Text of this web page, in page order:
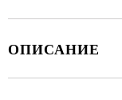
ОПИСАНИЕ